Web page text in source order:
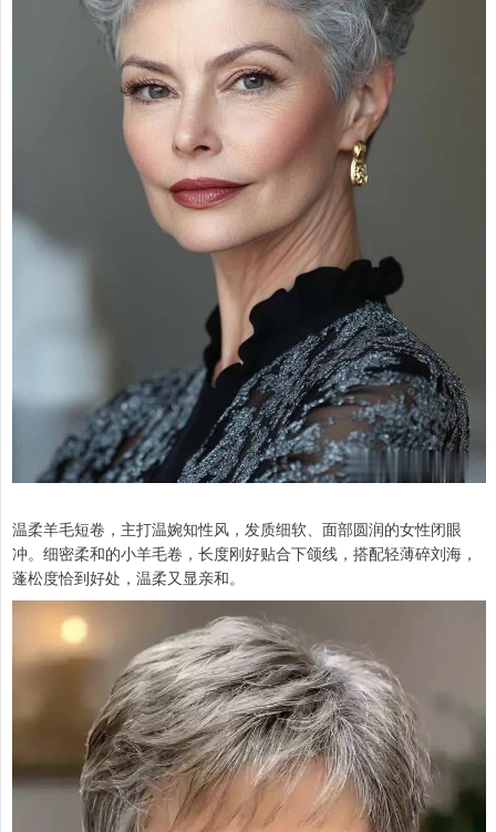
温柔羊毛短卷，主打温婉知性风，发质细软、面部圆润的女性闭眼
冲。细密柔和的小羊毛卷，长度刚好贴合下颌线，搭配轻薄碎刘海，
蓬松度恰到好处，温柔又显亲和。